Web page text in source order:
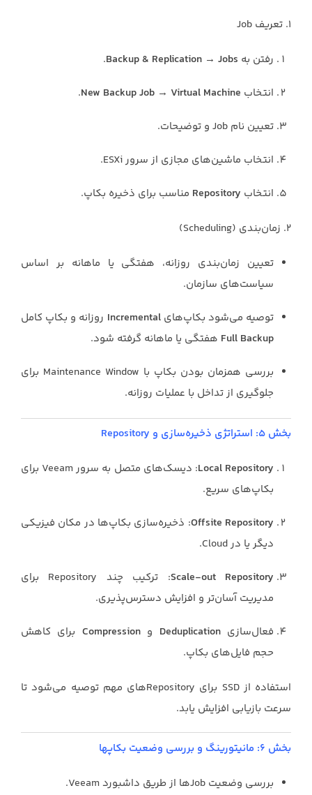
۱. تعریف Job
رفتن به Backup & Replication → Jobs
.
انتخاب New Backup Job → Virtual Machine
.
تعیین نام Job و توضیحات.
انتخاب ماشین‌های مجازی از سرور ESXi.
انتخاب Repository مناسب برای ذخیره بکاپ.
۲. زمان‌بندی (Scheduling)
تعیین زمان‌بندی روزانه، هفتگی یا ماهانه بر اساس
سیاست‌های سازمان.
توصیه می‌شود بکاپ‌هایIncremental روزانه و بکاپ کامل
Full Backup هفتگی یا ماهانه گرفته شود.
بررسی همزمان بودن بکاپ با Maintenance Window برای
جلوگیری از تداخل با عملیات روزانه.
بخش ۵: استراتژی ذخیره‌سازی و Repository
Local Repository
: دیسک‌های متصل به سرور Veeam برای
بکاپ‌های سریع.
Offsite Repository: ذخیره‌سازی بکاپ‌ها در مکان فیزیکی
دیگر یا در Cloud.
Scale-out Repository
: ترکیب چند Repository برای
مدیریت آسان‌تر و افزایش دسترس‌پذیری.
فعال‌سازیDeduplication وCompression برای کاهش
حجم فایل‌های بکاپ.
استفاده از SSD برای Repositoryهای مهم توصیه می‌شود تا
سرعت بازیابی افزایش یابد.
بخش ۶: مانیتورینگ و بررسی وضعیت بکاپها
بررسی وضعیت Jobها از طریق داشبورد Veeam.